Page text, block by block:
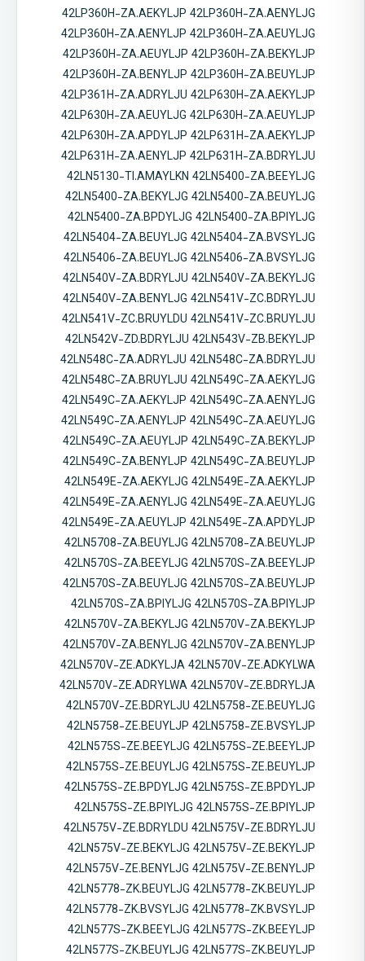
42LP360H-ZA.AEKYLJP 42LP360H-ZA.AENYLJG
42LP360H-ZA.AENYLJP 42LP360H-ZA.AEUYLJG
42LP360H-ZA.AEUYLJP 42LP360H-ZA.BEKYLJP
42LP360H-ZA.BENYLJP 42LP360H-ZA.BEUYLJP
42LP361H-ZA.ADRYLJU 42LP630H-ZA.AEKYLJP
42LP630H-ZA.AEUYLJG 42LP630H-ZA.AEUYLJP
42LP630H-ZA.APDYLJP 42LP631H-ZA.AEKYLJP
42LP631H-ZA.AENYLJP 42LP631H-ZA.BDRYLJU
42LN5130-TI.AMAYLKN 42LN5400-ZA.BEEYLJG
42LN5400-ZA.BEKYLJG 42LN5400-ZA.BEUYLJG
42LN5400-ZA.BPDYLJG 42LN5400-ZA.BPIYLJG
42LN5404-ZA.BEUYLJG 42LN5404-ZA.BVSYLJG
42LN5406-ZA.BEUYLJG 42LN5406-ZA.BVSYLJG
42LN540V-ZA.BDRYLJU 42LN540V-ZA.BEKYLJG
42LN540V-ZA.BENYLJG 42LN541V-ZC.BDRYLJU
42LN541V-ZC.BRUYLDU 42LN541V-ZC.BRUYLJU
42LN542V-ZD.BDRYLJU 42LN543V-ZB.BEKYLJP
42LN548C-ZA.ADRYLJU 42LN548C-ZA.BDRYLJU
42LN548C-ZA.BRUYLJU 42LN549C-ZA.AEKYLJG
42LN549C-ZA.AEKYLJP 42LN549C-ZA.AENYLJG
42LN549C-ZA.AENYLJP 42LN549C-ZA.AEUYLJG
42LN549C-ZA.AEUYLJP 42LN549C-ZA.BEKYLJP
42LN549C-ZA.BENYLJP 42LN549C-ZA.BEUYLJP
42LN549E-ZA.AEKYLJG 42LN549E-ZA.AEKYLJP
42LN549E-ZA.AENYLJG 42LN549E-ZA.AEUYLJG
42LN549E-ZA.AEUYLJP 42LN549E-ZA.APDYLJP
42LN5708-ZA.BEUYLJG 42LN5708-ZA.BEUYLJP
42LN570S-ZA.BEEYLJG 42LN570S-ZA.BEEYLJP
42LN570S-ZA.BEUYLJG 42LN570S-ZA.BEUYLJP
42LN570S-ZA.BPIYLJG 42LN570S-ZA.BPIYLJP
42LN570V-ZA.BEKYLJG 42LN570V-ZA.BEKYLJP
42LN570V-ZA.BENYLJG 42LN570V-ZA.BENYLJP
42LN570V-ZE.ADKYLJA 42LN570V-ZE.ADKYLWA
42LN570V-ZE.ADRYLWA 42LN570V-ZE.BDRYLJA
42LN570V-ZE.BDRYLJU 42LN5758-ZE.BEUYLJG
42LN5758-ZE.BEUYLJP 42LN5758-ZE.BVSYLJP
42LN575S-ZE.BEEYLJG 42LN575S-ZE.BEEYLJP
42LN575S-ZE.BEUYLJG 42LN575S-ZE.BEUYLJP
42LN575S-ZE.BPDYLJG 42LN575S-ZE.BPDYLJP
42LN575S-ZE.BPIYLJG 42LN575S-ZE.BPIYLJP
42LN575V-ZE.BDRYLDU 42LN575V-ZE.BDRYLJU
42LN575V-ZE.BEKYLJG 42LN575V-ZE.BEKYLJP
42LN575V-ZE.BENYLJG 42LN575V-ZE.BENYLJP
42LN5778-ZK.BEUYLJG 42LN5778-ZK.BEUYLJP
42LN5778-ZK.BVSYLJG 42LN5778-ZK.BVSYLJP
42LN577S-ZK.BEEYLJG 42LN577S-ZK.BEEYLJP
42LN577S-ZK.BEUYLJG 42LN577S-ZK.BEUYLJP